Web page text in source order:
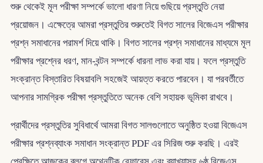
শুরু থেকেই মূল পরীক্ষা সম্পর্কে ভালো ধারণা নিয়ে গুছিয়ে প্রস্তুতি নেয়া
প্রয়োজন। এক্ষেত্রে আমরা প্রস্তুতির শুরুতেই বিগত সালের বিজেএস পরীক্ষার
প্রশ্ন সমাধানের পরামর্শ দিয়ে থাকি। বিগত সালের প্রশ্ন সমাধানের মাধ্যমে মূল
পরীক্ষার প্রশ্নের ধরণ, মান-বন্টন সম্পর্কে ধারনা লাভ করা যায়। ফলে প্রস্তুতি
সংক্রান্ত বিস্তারিত বিষয়াবলি সহজেই আয়ত্ত করতে পারবেন। যা পরবর্তীতে
আপনার সামগ্রিক পরীক্ষা প্রস্তুতিতে অনেক বেশি সহায়ক ভূমিকা রাখবে।
প্রার্থীদের প্রস্তুতির সুবিধার্থে আমরা বিগত সালগুলোতে অনুষ্ঠিত হওয়া বিজেএস
পরীক্ষার প্রশ্নব্যাংক সমাধান সংক্রান্ত PDF এর সিরিজ শুরু করছি। এরই